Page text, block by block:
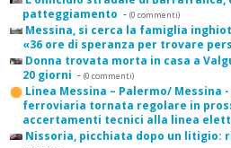
patteggiamento - (0 commenti)
Messina, si cerca la famiglia
«36 ore di speranza per trovare
Donna trovata morta in casa a
20 giorni - (0 commenti)
Linea Messina – Palermo/ Messina
ferroviaria tornata regolare in
accertamenti tecnici alla linea
Nissoria, picchiata dopo un litigio: